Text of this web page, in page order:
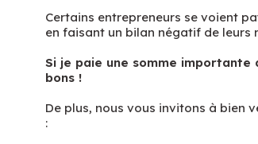
Certains entrepreneurs se voient
en faisant un bilan négatif de leurs
Si je paie une somme importante
bons !
De plus, nous vous invitons à bien
: